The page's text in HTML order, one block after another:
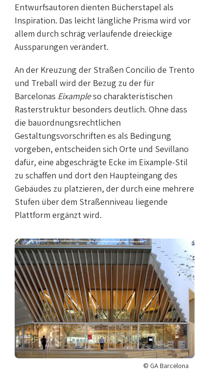
Entwurfsautoren dienten Bücherstapel als
Inspiration. Das leicht längliche Prisma wird vor
allem durch schräg verlaufende dreieckige
Aussparungen verändert.
An der Kreuzung der Straßen Concilio de Trento
und Treball wird der Bezug zu der für
Barcelonas Eixampleso charakteristischen
Rasterstruktur besonders deutlich. Ohne dass
die bauordnungsrechtlichen
Gestaltungsvorschriften es als Bedingung
vorgeben, entscheiden sich Orte und Sevillano
dafür, eine abgeschrägte Ecke im Eixample-Stil
zu schaffen und dort den Haupteingang des
Gebäudes zu platzieren, der durch eine mehrere
Stufen über dem Straßenniveau liegende
Plattform ergänzt wird.
© GA Barcelona